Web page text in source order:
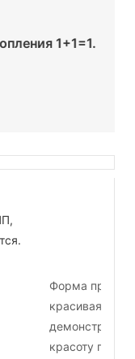
1+1=1.
Форма
красивая
красоту